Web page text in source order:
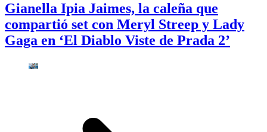
Gianella Ipia Jaimes, la caleña que
compartió set con Meryl Streep y Lady
Gaga en ‘El Diablo Viste de Prada 2’